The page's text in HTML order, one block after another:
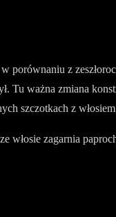
porównaniu z
Tu ważna zmiana
szczotkach z
włosie zagarnia